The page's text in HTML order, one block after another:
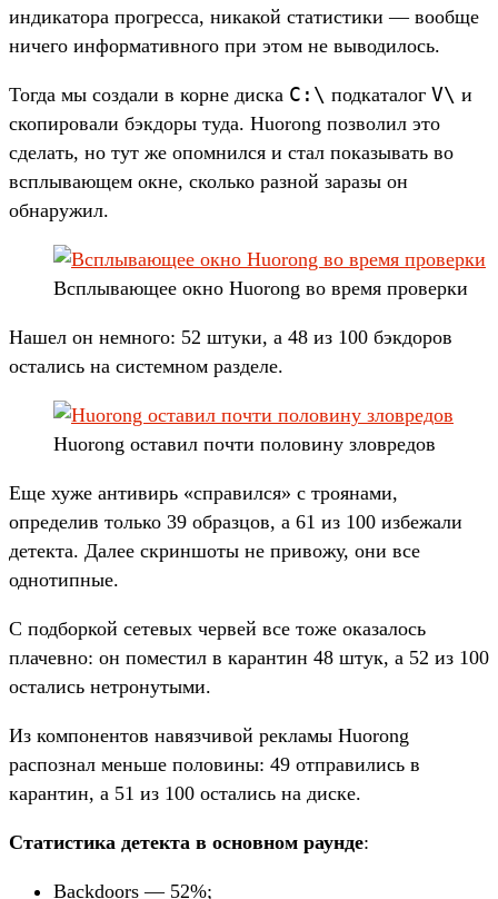
индикатора прогресса, никакой статистики — вообще
ничего информативного при этом не выводилось.
Тогда мы создали в корне диска C:\ подкаталог V\ и
скопировали бэкдоры туда. Huorong позволил это
сделать, но тут же опомнился и стал показывать во
всплывающем окне, сколько разной заразы он
обнаружил.
Всплывающее окно Huorong во время проверки
Нашел он немного: 52 штуки, а 48 из 100 бэкдоров
остались на системном разделе.
Huorong оставил почти половину зловредов
Еще хуже антивирь «справился» с троянами,
определив только 39 образцов, а 61 из 100 избежали
детекта. Далее скриншоты не привожу, они все
однотипные.
С подборкой сетевых червей все тоже оказалось
плачевно: он поместил в карантин 48 штук, а 52 из 100
остались нетронутыми.
Из компонентов навязчивой рекламы Huorong
распознал меньше половины: 49 отправились в
карантин, а 51 из 100 остались на диске.
Статистика детекта в основном раунде:
Backdoors — 52%;